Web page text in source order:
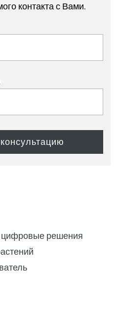
контакта с Вами.
цифровые решения